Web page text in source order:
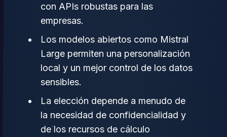
con APIs robustas para las
empresas.
Los modelos abiertos como Mistral
Large permiten una personalización
local y un mejor control de los datos
sensibles.
La elección depende a menudo de
la necesidad de confidencialidad y
de los recursos de cálculo